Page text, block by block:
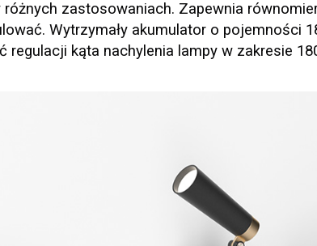
zastosowaniach. Zapewnia
Wytrzymały akumulator o pojemności
kąta nachylenia lampy w zakresie